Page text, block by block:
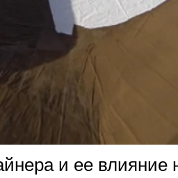
и ее влияние